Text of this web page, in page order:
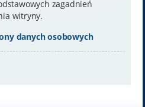
zagadnień
witryny.
danych osobowych